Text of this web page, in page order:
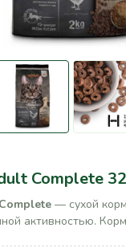
Complete
— сухой
активностью.